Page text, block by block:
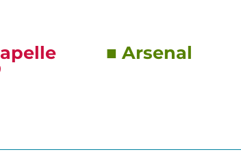
Arsenal